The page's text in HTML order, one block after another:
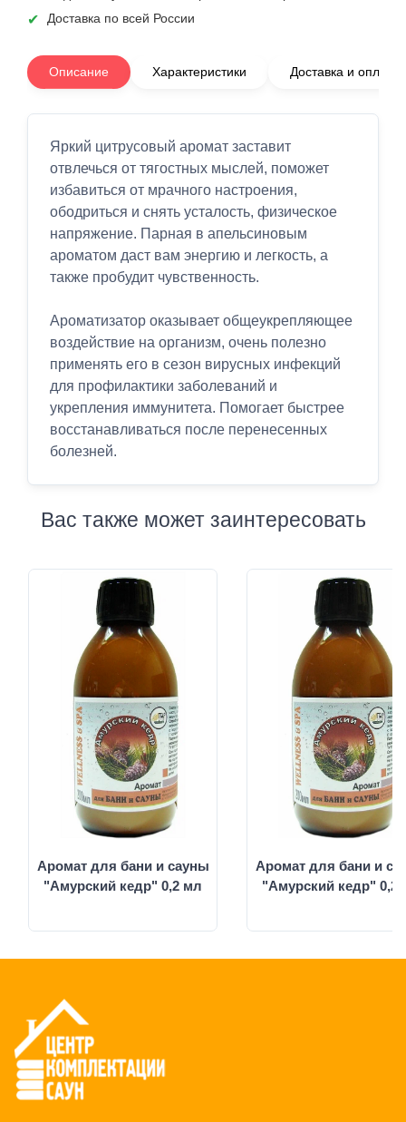
Доставка по всей России
Описание Характеристики Доставка и оплата
Яркий цитрусовый аромат заставит
отвлечься от тягостных мыслей, поможет
избавиться от мрачного настроения,
ободриться и снять усталость, физическое
напряжение. Парная в апельсиновым
ароматом даст вам энергию и легкость, а
также пробудит чувственность.
Ароматизатор оказывает общеукрепляющее
воздействие на организм, очень полезно
применять его в сезон вирусных инфекций
для профилактики заболеваний и
укрепления иммунитета. Помогает быстрее
восстанавливаться после перенесенных
болезней.
Вас также может заинтересовать
Аромат для бани и сауны
"Амурский кедр" 0,2 мл
Аромат для бани и
"Амурский кедр" 0,2